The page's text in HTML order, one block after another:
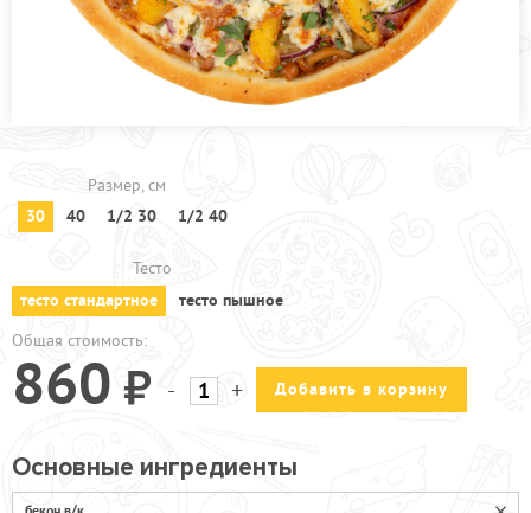
АКЦИИ
Размер, см
30
40 1/2 30 1/2 40
Тесто
тесто стандартное
тесто пышное
Общая стоимость:
860 - + Добавить в корзину
Основные ингредиенты